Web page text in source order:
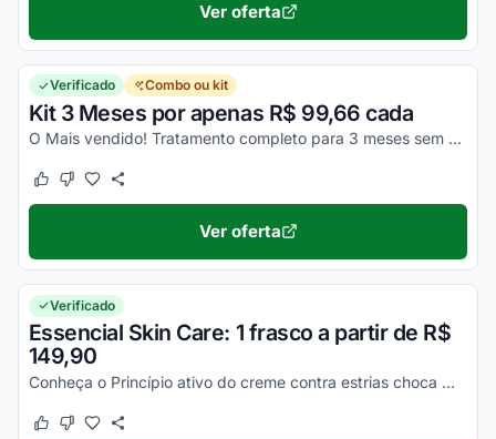
Ver oferta
Verificado Combo ou kit
Kit 3 Meses por apenas R$ 99,66 cada
O Mais vendido! Tratamento completo para 3 meses sem estrias por preço super especial.
Este cupom funcionou
Este cupom não funcionou
Ver oferta
Verificado
Essencial Skin Care: 1 frasco a partir de R$
149,90
Conheça o Princípio ativo do creme contra estrias choca mulheres após resultados.
Este cupom funcionou
Este cupom não funcionou